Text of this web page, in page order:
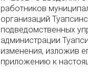
работников
организаций
подведомственных
администрации
изменения, изложив
приложению к